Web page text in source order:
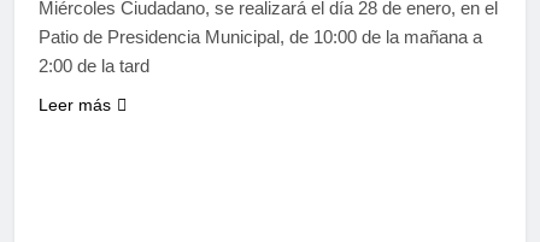
Miércoles Ciudadano, se realizará el día 28 de enero, en el
Patio de Presidencia Municipal, de 10:00 de la mañana a
2:00 de la tard
Leer más